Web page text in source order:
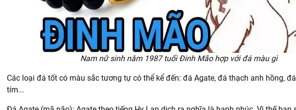
Nam nữ sinh năm 1987 tuổi Đinh Mão hợp với đá màu gì
Các loại đá tốt có màu sắc tương tự có thể kể đến: đá Agate, đá thạch anh hồng,
tím...